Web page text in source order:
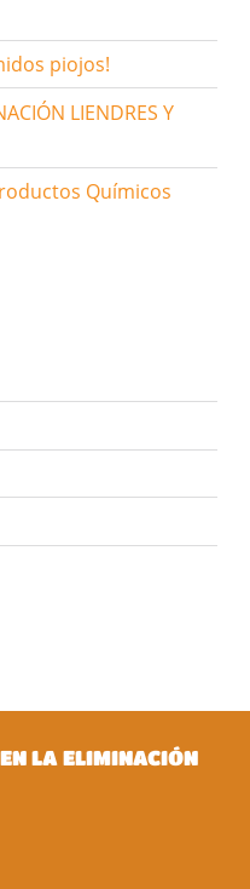
piojos!
LIENDRES Y
Químicos
LA ELIMINACIÓN